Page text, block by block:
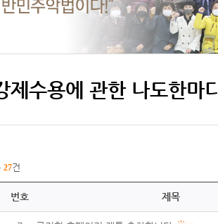
제수용에 관한 나도한마디
27건
번호 제목